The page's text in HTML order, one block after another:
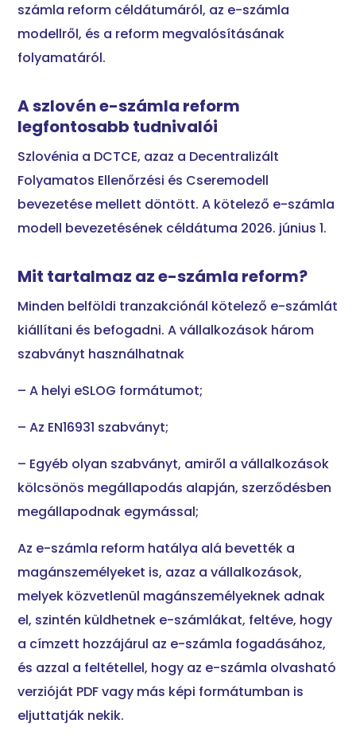
számla reform céldátumáról, az e-számla
modellről, és a reform megvalósításának
folyamatáról.
A szlovén e-számla reform
legfontosabb tudnivalói
Szlovénia a DCTCE, azaz a Decentralizált
Folyamatos Ellenőrzési és Cseremodell
bevezetése mellett döntött. A kötelező e-számla
modell bevezetésének céldátuma 2026. június 1.
Mit tartalmaz az e-számla reform?
Minden belföldi tranzakciónál kötelező e-számlát
kiállítani és befogadni. A vállalkozások három
szabványt használhatnak
– A helyi eSLOG formátumot;
– Az EN16931 szabványt;
– Egyéb olyan szabványt, amiről a vállalkozások
kölcsönös megállapodás alapján, szerződésben
megállapodnak egymással;
Az e-számla reform hatálya alá bevették a
magánszemélyeket is, azaz a vállalkozások,
melyek közvetlenül magánszemélyeknek adnak
el, szintén küldhetnek e-számlákat, feltéve, hogy
a címzett hozzájárul az e-számla fogadásához,
és azzal a feltétellel, hogy az e-számla olvasható
verzióját PDF vagy más képi formátumban is
eljuttatják nekik.